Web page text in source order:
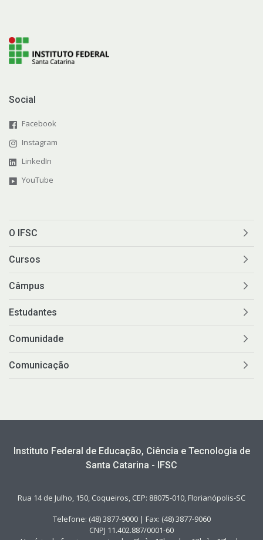
Social
Facebook
Instagram
LinkedIn
YouTube
O IFSC
Cursos
Câmpus
Estudantes
Comunidade
Comunicação
Instituto Federal de Educação, Ciência e Tecnologia de
Santa Catarina - IFSC
Rua 14 de Julho, 150, Coqueiros, CEP: 88075-010, Florianópolis-SC
Telefone: (48) 3877-9000 | Fax: (48) 3877-9060
CNPJ 11.402.887/0001-60